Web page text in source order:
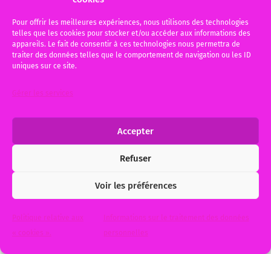
Pour offrir les meilleures expériences, nous utilisons des technologies
telles que les cookies pour stocker et/ou accéder aux informations des
appareils. Le fait de consentir à ces technologies nous permettra de
traiter des données telles que le comportement de navigation ou les ID
uniques sur ce site.
Gérer les services
Accepter
Refuser
Voir les préférences
Politique relative aux
« cookies ».
Informations sur le traitement des données
personnelles
☎️ 05 47 74 51 50
Mentions légales
Je suis la Directrice de Publication. Vous pouvez me
2 rue Kellermann – BP 80157 59053 ROUBAIX CEDEX 1
Pour me contacter: